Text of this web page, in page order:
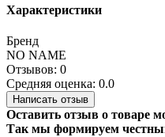
Характеристики
Бренд
NO NAME
Отзывов: 0
Средняя оценка: 0.0
Написать отзыв
Оставить отзыв о товаре
Так мы формируем